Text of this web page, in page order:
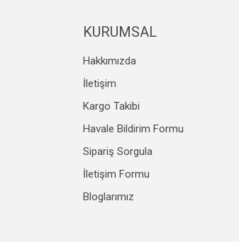
KURUMSAL
Hakkımızda
İletişim
Kargo Takibi
Havale Bildirim Formu
Sipariş Sorgula
İletişim Formu
Bloglarımız